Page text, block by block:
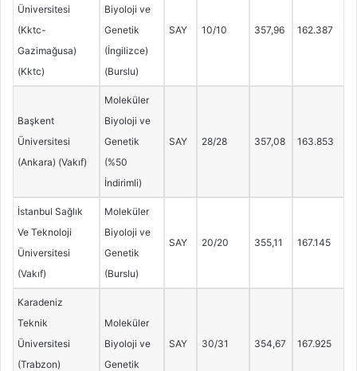
Üniversitesi
(Kktc-
Gazimağusa)
(Kktc)
Biyoloji ve
Genetik
(İngilizce)
(Burslu)
SAY 10/10 357,96 162.387
Başkent
Üniversitesi
(Ankara) (Vakıf)
Moleküler
Biyoloji ve
Genetik
(%50
İndirimli)
SAY 28/28 357,08 163.853
İstanbul Sağlık
Ve Teknoloji
Üniversitesi
(Vakıf)
Moleküler
Biyoloji ve
Genetik
(Burslu)
SAY 20/20 355,11 167.145
Karadeniz
Teknik
Üniversitesi
(Trabzon)
Moleküler
Biyoloji ve
Genetik
SAY 30/31 354,67 167.925